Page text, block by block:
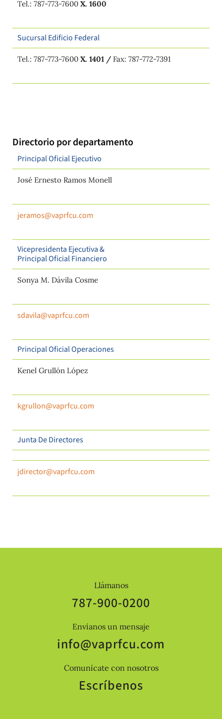
Tel.: 787-773-7600 X. 1600
Sucursal Edificio Federal
Tel.: 787-773-7600 X. 1401 / Fax: 787-772-7391
Directorio por departamento
Principal Oficial Ejecutivo
José Ernesto Ramos Monell
jeramos@vaprfcu.com
Vicepresidenta Ejecutiva &
Principal Oficial Financiero
Sonya M. Dávila Cosme
sdavila@vaprfcu.com
Principal Oficial Operaciones
Kenel Grullón López
kgrullon@vaprfcu.com
Junta De Directores
jdirector@vaprfcu.com
Llámanos
787-900-0200
Envíanos un mensaje
info@vaprfcu.com
Comunícate con nosotros
Escríbenos